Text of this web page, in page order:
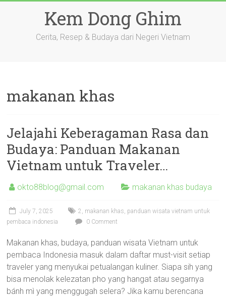
Kem Dong Ghim
Cerita, Resep & Budaya dari Negeri Vietnam
makanan khas
Jelajahi Keberagaman Rasa dan
Budaya: Panduan Makanan
Vietnam untuk Traveler…
okto88blog@gmail.com makanan khas budaya
July 7, 2025 2 , makanan khas, panduan wisata vietnam untuk
pembaca indonesia
0 Comment
Makanan khas, budaya, panduan wisata Vietnam untuk
pembaca Indonesia masuk dalam daftar must-visit setiap
traveler yang menyukai petualangan kuliner. Siapa sih yang
bisa menolak kelezatan pho yang hangat atau segarnya
bánh mì yang menggugah selera? Jika kamu berencana